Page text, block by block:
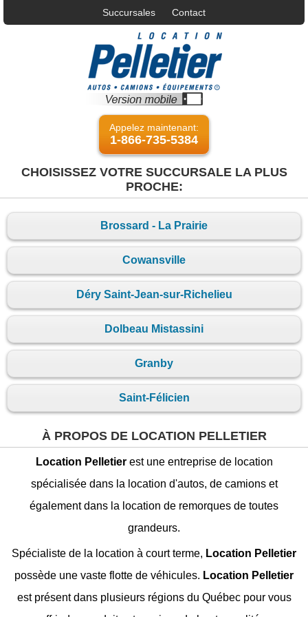
Succursales Contact
Appelez maintenant:
1-866-735-5384
CHOISISSEZ VOTRE SUCCURSALE LA PLUS
PROCHE:
Brossard - La Prairie
Cowansville
Déry Saint-Jean-sur-Richelieu
Dolbeau Mistassini
Granby
Saint-Félicien
À PROPOS DE LOCATION PELLETIER
Location Pelletierest une entreprise de location
spécialisée dans la location d'autos, de camions et
également dans la location de remorques de toutes
grandeurs.
Spécialiste de la location à court terme, Location Pelletier
possède une vaste flotte de véhicules. Location Pelletier
est présent dans plusieurs régions du Québec pour vous